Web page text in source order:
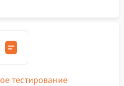
тестирование